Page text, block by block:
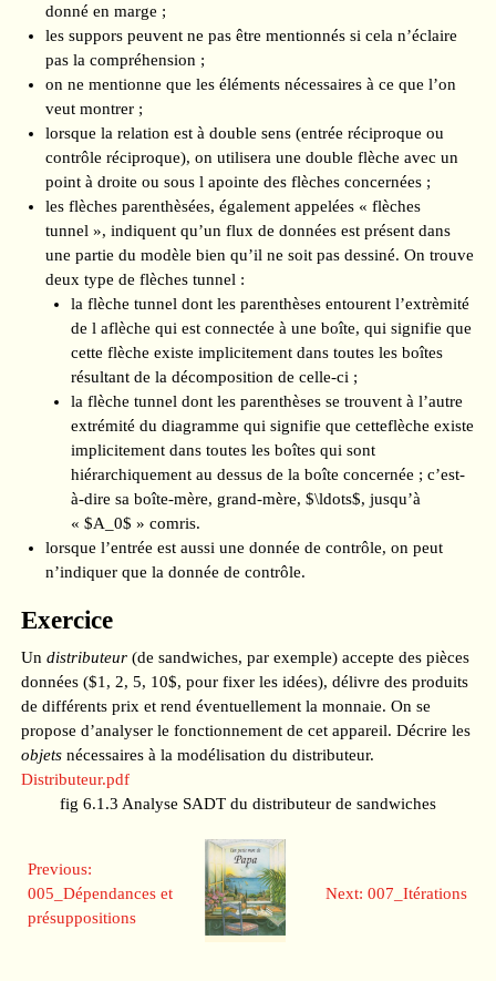
donné en marge ;
les suppors peuvent ne pas être mentionnés si cela n’éclaire
pas la compréhension ;
on ne mentionne que les éléments nécessaires à ce que l’on
veut montrer ;
lorsque la relation est à double sens (entrée réciproque ou
contrôle réciproque), on utilisera une double flèche avec un
point à droite ou sous l apointe des flèches concernées ;
les flèches parenthèsées, également appelées « flèches
tunnel », indiquent qu’un flux de données est présent dans
une partie du modèle bien qu’il ne soit pas dessiné. On trouve
deux type de flèches tunnel :
la flèche tunnel dont les parenthèses entourent l’extrèmité
de l aflèche qui est connectée à une boîte, qui signifie que
cette flèche existe implicitement dans toutes les boîtes
résultant de la décomposition de celle-ci ;
la flèche tunnel dont les parenthèses se trouvent à l’autre
extrémité du diagramme qui signifie que cetteflèche existe
implicitement dans toutes les boîtes qui sont
hiérarchiquement au dessus de la boîte concernée ; c’est-
à-dire sa boîte-mère, grand-mère, $\ldots$, jusqu’à
« $A_0$ » comris.
lorsque l’entrée est aussi une donnée de contrôle, on peut
n’indiquer que la donnée de contrôle.
Exercice
Un distributeur (de sandwiches, par exemple) accepte des pièces
données ($1, 2, 5, 10$, pour fixer les idées), délivre des produits
de différents prix et rend éventuellement la monnaie. On se
propose d’analyser le fonctionnement de cet appareil. Décrire les
objetsnécessaires à la modélisation du distributeur.
Distributeur.pdf
fig 6.1.3 Analyse SADT du distributeur de sandwiches
Previous:
005_Dépendances et
présuppositions
Next: 007_Itérations